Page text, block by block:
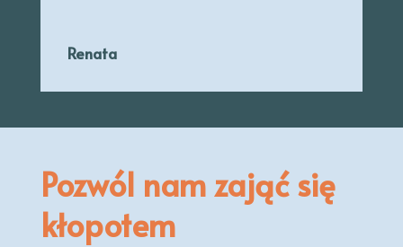
Renata
Pozwól nam zająć się
kłopotem